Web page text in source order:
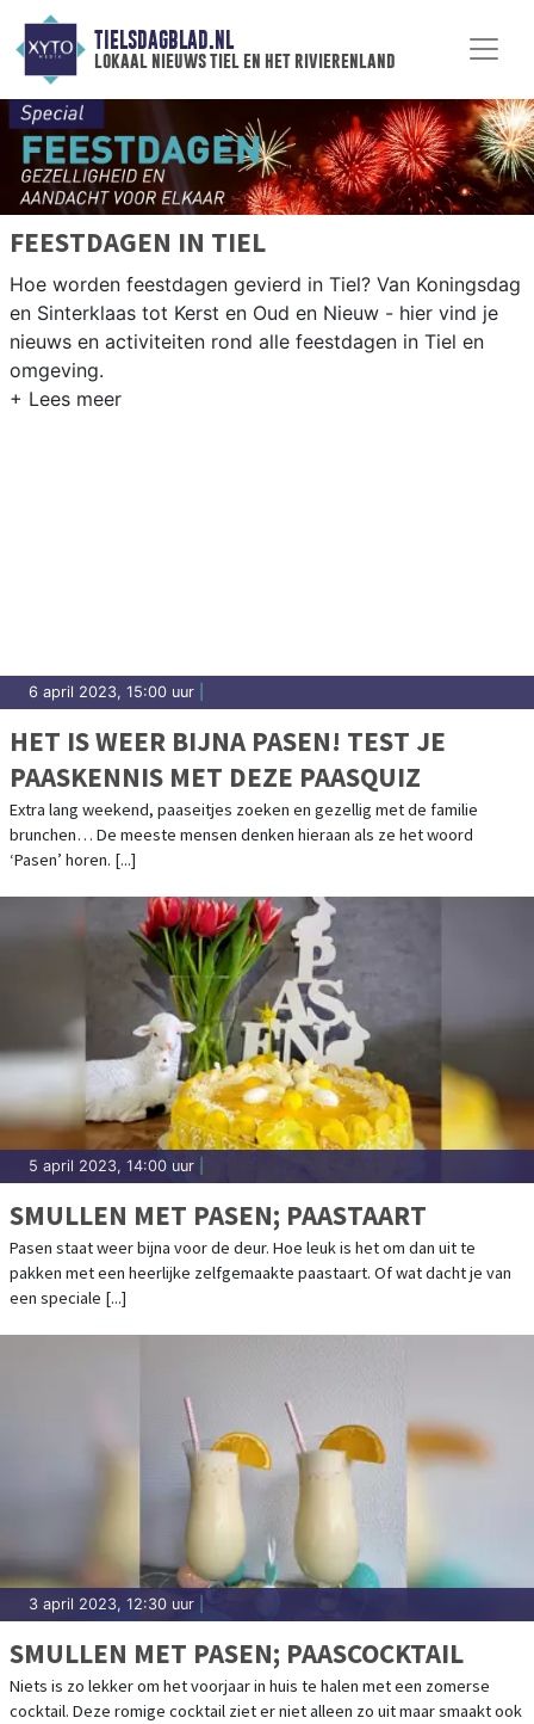
TIELSDAGBLAD.NL
lokaal nieuws tiel en het rivierenland
FEESTDAGEN IN TIEL
Hoe worden feestdagen gevierd in Tiel? Van Koningsdag
en Sinterklaas tot Kerst en Oud en Nieuw - hier vind je
nieuws en activiteiten rond alle feestdagen in Tiel en
omgeving.
6 april 2023, 15:00 uur
HET IS WEER BIJNA PASEN! TEST JE
PAASKENNIS MET DEZE PAASQUIZ
Extra lang weekend, paaseitjes zoeken en gezellig met de familie
brunchen… De meeste mensen denken hieraan als ze het woord
‘Pasen’ horen. [...]
5 april 2023, 14:00 uur
SMULLEN MET PASEN; PAASTAART
Pasen staat weer bijna voor de deur. Hoe leuk is het om dan uit te
pakken met een heerlijke zelfgemaakte paastaart. Of wat dacht je van
een speciale [...]
3 april 2023, 12:30 uur
SMULLEN MET PASEN; PAASCOCKTAIL
Niets is zo lekker om het voorjaar in huis te halen met een zomerse
cocktail. Deze romige cocktail ziet er niet alleen zo uit maar smaakt ook